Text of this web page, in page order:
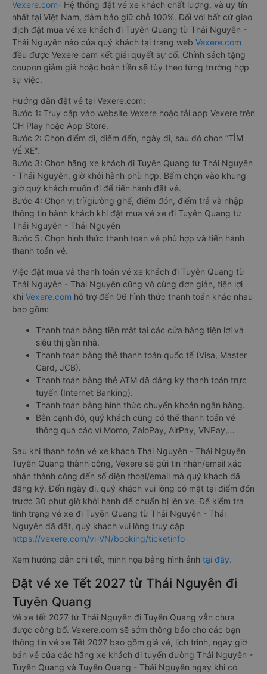
Vexere.com- Hệ thống đặt vé xe khách chất lượng, và uy tín
nhất tại Việt Nam, đảm bảo giữ chỗ 100%. Đối với bất cứ giao
dịch đặt mua vé xe khách đi Tuyên Quang từ Thái Nguyên -
Thái Nguyên nào của quý khách tại trang web Vexere.com
đều được Vexere cam kết giải quyết sự cố. Chính sách tặng
coupon giảm giá hoặc hoàn tiền sẽ tùy theo từng trường hợp
sự việc.
Hướng dẫn đặt vé tại Vexere.com:
Bước 1: Truy cập vào website Vexere hoặc tải app Vexere trên
CH Play hoặc App Store.
Bước 2: Chọn điểm đi, điểm đến, ngày đi, sau đó chọn “TÌM
VÉ XE”.
Bước 3: Chọn hãng xe khách đi Tuyên Quang từ Thái Nguyên
- Thái Nguyên, giờ khởi hành phù hợp. Bấm chọn vào khung
giờ quý khách muốn đi để tiến hành đặt vé.
Bước 4: Chọn vị trí/giường ghế, điểm đón, điểm trả và nhập
thông tin hành khách khi đặt mua vé xe đi Tuyên Quang từ
Thái Nguyên - Thái Nguyên
Bước 5: Chọn hình thức thanh toán vé phù hợp và tiến hành
thanh toán vé.
Việc đặt mua và thanh toán vé xe khách đi Tuyên Quang từ
Thái Nguyên - Thái Nguyên cũng vô cùng đơn giản, tiện lợi
khi Vexere.com hỗ trợ đến 06 hình thức thanh toán khác nhau
bao gồm:
Thanh toán bằng tiền mặt tại các cửa hàng tiện lợi và
siêu thị gần nhà.
Thanh toán bằng thẻ thanh toán quốc tế (Visa, Master
Card, JCB).
Thanh toán bằng thẻ ATM đã đăng ký thanh toán trực
tuyến (Internet Banking).
Thanh toán bằng hình thức chuyển khoản ngân hàng.
Bên cạnh đó, quý khách cũng có thể thanh toán vé
thông qua các ví Momo, ZaloPay, AirPay, VNPay,…
Sau khi thanh toán vé xe khách Thái Nguyên - Thái Nguyên
Tuyên Quang thành công, Vexere sẽ gửi tin nhắn/email xác
nhận thành công đến số điện thoại/email mà quý khách đã
đăng ký. Đến ngày đi, quý khách vui lòng có mặt tại điểm đón
trước 30 phút giờ khởi hành để chuẩn bị lên xe. Để kiểm tra
tình trạng vé xe đi Tuyên Quang từ Thái Nguyên - Thái
Nguyên đã đặt, quý khách vui lòng truy cập
https://vexere.com/vi-VN/booking/ticketinfo
Xem hướng dẫn chi tiết, minh họa bằng hình ảnh tại đây.
Đặt vé xe Tết 2027 từ Thái Nguyên đi
Tuyên Quang
Vé xe tết 2027 từ Thái Nguyên đi Tuyên Quang vẫn chưa
được công bố. Vexere.com sẽ sớm thông báo cho các bạn
thông tin vé xe Tết 2027 bao gồm giá vé, lịch trình, ngày giờ
bán vé của các hãng xe khách đi tuyến đường Thái Nguyên -
Tuyên Quang và Tuyên Quang - Thái Nguyên ngay khi có